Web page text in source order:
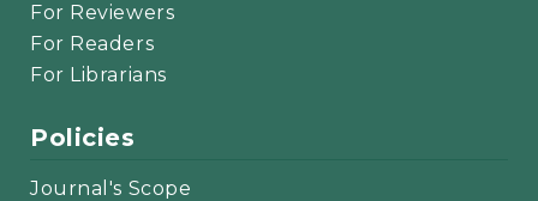
For Reviewers
For Readers
For Librarians
Policies
Journal's Scope